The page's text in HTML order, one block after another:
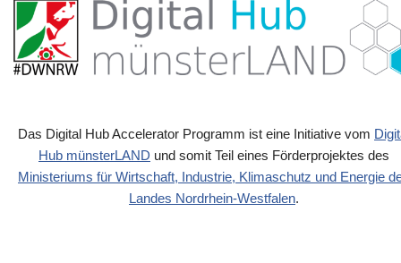
Das Digital Hub Accelerator Programm ist eine Initiative vom
Hub münsterLAND und somit Teil eines Förderprojektes des
Ministeriums für Wirtschaft, Industrie, Klimaschutz und Energie
Landes Nordrhein-Westfalen.